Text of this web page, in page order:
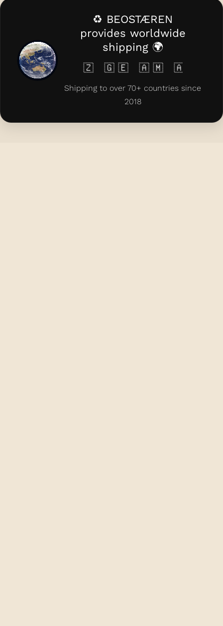
♻️ BEOSTÆREN
provides worldwide
shipping 🌍
🇬🇪 🇦🇲 🇦🇿 🇨🇾
Shipping to over 70+ countries since
2018